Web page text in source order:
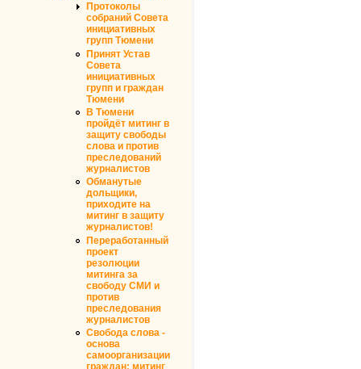
Протоколы
собраний Совета
инициативных
групп Тюмени
Принят Устав
Совета
инициативных
групп и граждан
Тюмени
В Тюмени
пройдёт митинг в
защиту свободы
слова и против
преследований
журналистов
Обманутые
дольщики,
приходите на
митинг в защиту
журналистов!
Переработанный
проект
резолюции
митинга за
свободу СМИ и
против
преследования
журналистов
Свобода слова -
основа
самоорганизации
граждан: митинг